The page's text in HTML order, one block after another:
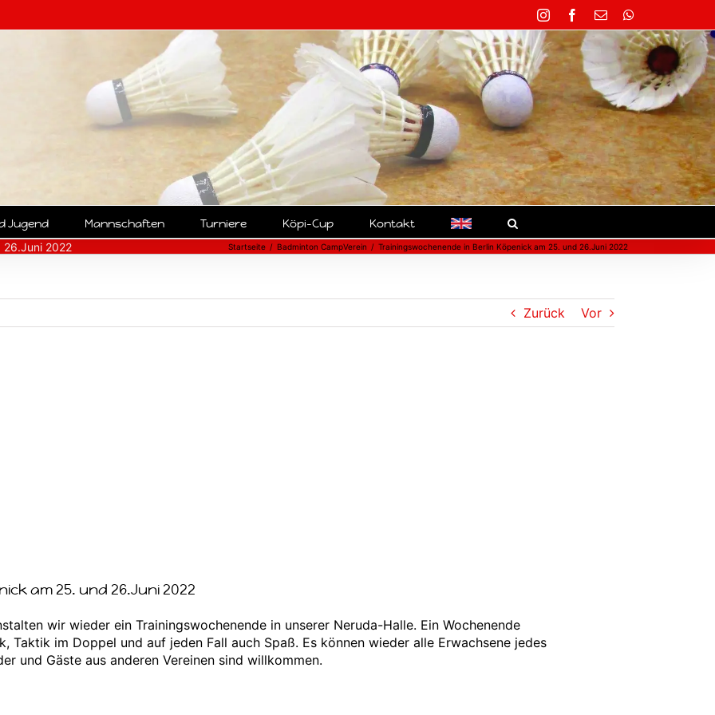
InstagramFacebook
E-
Mail
WhatsApp
Jugend Mannschaften Turniere Köpi-Cup Kontakt
26.Juni 2022 Startseite Badminton CampVerein Trainingswochenende in Berlin Köpenick am 25. und 26.Juni 2022
Zurück Vor
am 25. und 26.Juni 2022
wir wieder ein Trainingswochenende in unserer Neruda-Halle. Ein Wochenende
Taktik im Doppel und auf jeden Fall auch Spaß. Es können wieder alle Erwachsene jedes
und Gäste aus anderen Vereinen sind willkommen.